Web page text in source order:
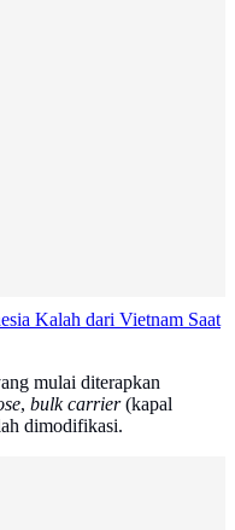
Kalah dari Vietnam Saat
mulai diterapkan
, bulk carrier(kapal
dimodifikasi.